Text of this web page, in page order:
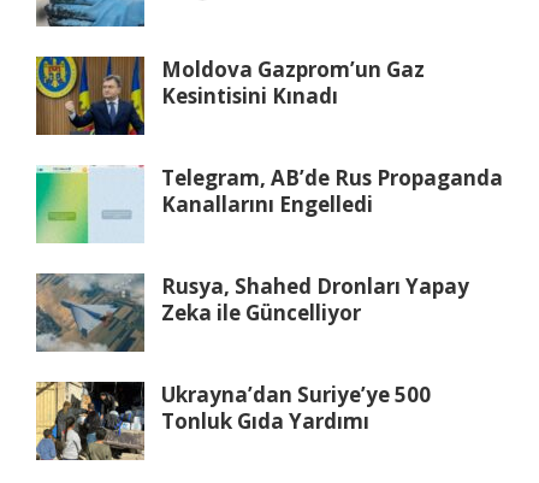
Moldova Gazprom’un Gaz
Kesintisini Kınadı
Telegram, AB’de Rus Propaganda
Kanallarını Engelledi
Rusya, Shahed Dronları Yapay
Zeka ile Güncelliyor
Ukrayna’dan Suriye’ye 500
Tonluk Gıda Yardımı